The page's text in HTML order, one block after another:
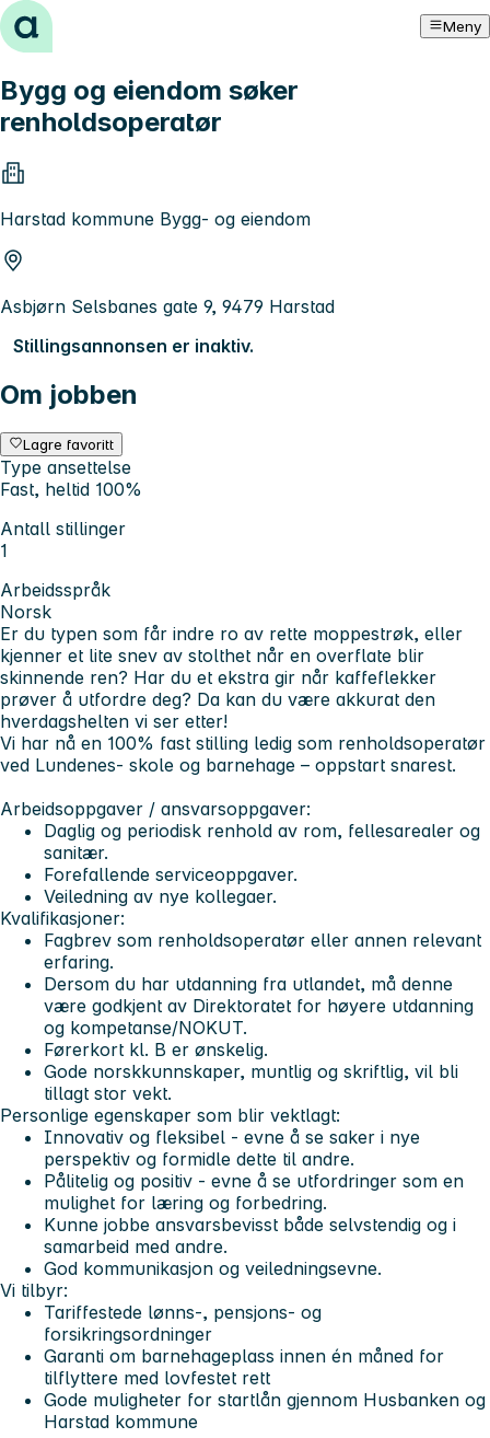
Hopp til innhold Meny
Bygg og eiendom søker
renholdsoperatør
Harstad kommune Bygg- og eiendom
Asbjørn Selsbanes gate 9, 9479 Harstad
Stillingsannonsen er inaktiv.
Om jobben
Lagre favoritt
Type ansettelse
Fast, heltid 100%
Antall stillinger
1
Arbeidsspråk
Norsk
Er du typen som får indre ro av rette moppestrøk, eller
kjenner et lite snev av stolthet når en overflate blir
skinnende ren? Har du et ekstra gir når kaffeflekker
prøver å utfordre deg? Da kan du være akkurat den
hverdagshelten vi ser etter!
Vi har nå en 100% fast stilling ledig som renholdsoperatør
ved Lundenes- skole og barnehage – oppstart snarest.
Arbeidsoppgaver / ansvarsoppgaver:
Daglig og periodisk renhold av rom, fellesarealer og
sanitær.
Forefallende serviceoppgaver.
Veiledning av nye kollegaer.
Kvalifikasjoner:
Fagbrev som renholdsoperatør eller annen relevant
erfaring.
Dersom du har utdanning fra utlandet, må denne
være godkjent av Direktoratet for høyere utdanning
og kompetanse/NOKUT.
Førerkort kl. B er ønskelig.
Gode norskkunnskaper, muntlig og skriftlig, vil bli
tillagt stor vekt.
Personlige egenskaper som blir vektlagt:
Innovativ og fleksibel - evne å se saker i nye
perspektiv og formidle dette til andre.
Pålitelig og positiv - evne å se utfordringer som en
mulighet for læring og forbedring.
Kunne jobbe ansvarsbevisst både selvstendig og i
samarbeid med andre.
God kommunikasjon og veiledningsevne.
Vi tilbyr:
Tariffestede lønns-, pensjons- og
forsikringsordninger
Garanti om barnehageplass innen én måned for
tilflyttere med lovfestet rett
Gode muligheter for startlån gjennom Husbanken og
Harstad kommune